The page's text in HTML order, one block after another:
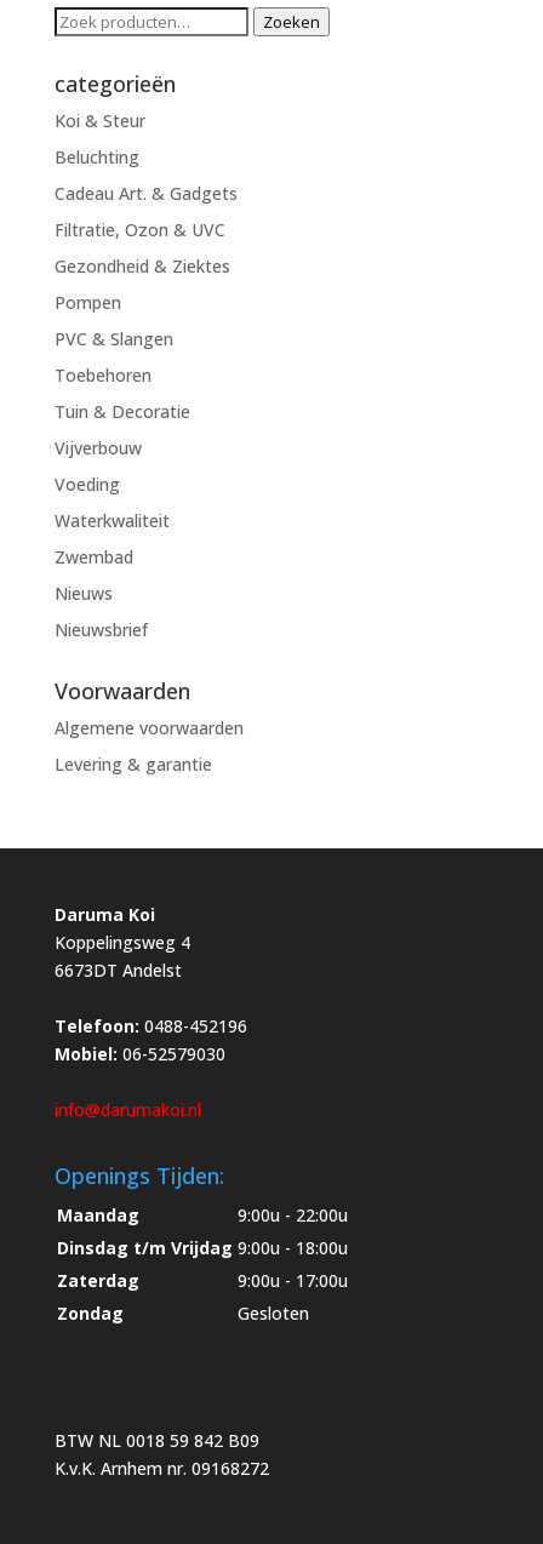
Zoeken
Zoeken
categorieën
Koi & Steur
Beluchting
Cadeau Art. & Gadgets
Filtratie, Ozon & UVC
Gezondheid & Ziektes
Pompen
PVC & Slangen
Toebehoren
Tuin & Decoratie
Vijverbouw
Voeding
Waterkwaliteit
Zwembad
Nieuws
Nieuwsbrief
Voorwaarden
Algemene voorwaarden
Levering & garantie
Daruma Koi
Koppelingsweg 4
6673DT Andelst
Telefoon: 0488-452196
Mobiel: 06-52579030
info@darumakoi.nl
Openings Tijden:
Maandag
9:00u - 22:00u
Dinsdag t/m Vrijdag 9:00u - 18:00u
Zaterdag
9:00u - 17:00u
Zondag
Gesloten
BTW NL 0018 59 842 B09
K.v.K. Arnhem nr. 09168272